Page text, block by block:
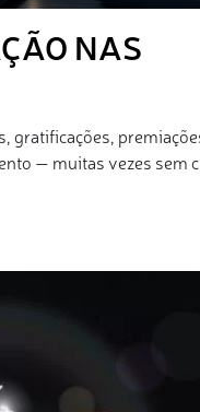
NAS
gratificações,
— muitas vezes sem